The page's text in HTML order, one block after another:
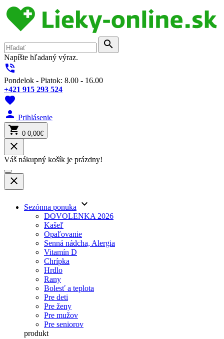
search
Napíšte hľadaný výraz.
phone_in_talk
Pondelok - Piatok: 8.00 - 16.00
+421 915 293 524
favorite
person Prihlásenie
shopping_cart 0 0,00€
close
Váš nákupný košík je prázdny!
close
Sezónna ponuka keyboard_arrow_down
DOVOLENKA 2026
Kašeľ
Opaľovanie
Senná nádcha, Alergia
Vitamín D
Chrípka
Hrdlo
Rany
Bolesť a teplota
Pre deti
Pre ženy
Pre mužov
Pre seniorov
produkt